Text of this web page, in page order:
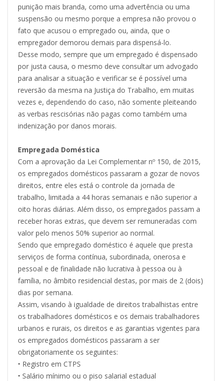
punição mais branda, como uma advertência ou uma
suspensão ou mesmo porque a empresa não provou o
fato que acusou o empregado ou, ainda, que o
empregador demorou demais para dispensá-lo.
Desse modo, sempre que um empregado é dispensado
por justa causa, o mesmo deve consultar um advogado
para analisar a situação e verificar se é possível uma
reversão da mesma na Justiça do Trabalho, em muitas
vezes e, dependendo do caso, não somente pleiteando
as verbas rescisórias não pagas como também uma
indenização por danos morais.
Empregada Doméstica
Com a aprovação da Lei Complementar nº 150, de 2015,
os empregados domésticos passaram a gozar de novos
direitos, entre eles está o controle da jornada de
trabalho, limitada a 44 horas semanais e não superior a
oito horas diárias. Além disso, os empregados passam a
receber horas extras, que devem ser remuneradas com
valor pelo menos 50% superior ao normal.
Sendo que empregado doméstico é aquele que presta
serviços de forma contínua, subordinada, onerosa e
pessoal e de finalidade não lucrativa à pessoa ou à
família, no âmbito residencial destas, por mais de 2 (dois)
dias por semana.
Assim, visando à igualdade de direitos trabalhistas entre
os trabalhadores domésticos e os demais trabalhadores
urbanos e rurais, os direitos e as garantias vigentes para
os empregados domésticos passaram a ser
obrigatoriamente os seguintes:
• Registro em CTPS
• Salário mínimo ou o piso salarial estadual